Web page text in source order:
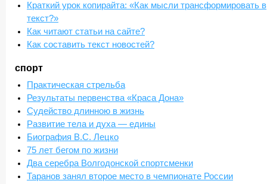
Краткий урок копирайта: «Как мысли трансформировать в
текст?»
Как читают статьи на сайте?
Как составить текст новостей?
спорт
Практическая стрельба
Результаты первенства «Краса Дона»
Судейство длинною в жизнь
Развитие тела и духа — едины
Биография В.С. Лецко
75 лет бегом по жизни
Два серебра Волгодонской спортсменки
Таранов занял второе место в чемпионате России